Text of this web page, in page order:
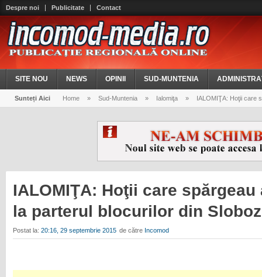
Despre noi Publicitate Contact
SITE NOU NEWS OPINII SUD-MUNTENIA
Sunteți Aici Home » Sud-Muntenia » Ialomiţa » IALOMIŢA: Hoţii care
IALOMIŢA: Hoţii care
la parterul blocurilor din
Postat la: 20:16, 29 septembrie 2015 de către Incomod